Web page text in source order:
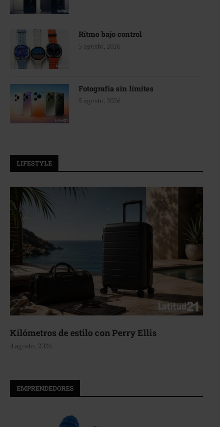
Ritmo bajo control
5 agosto, 2026
Fotografía sin límites
5 agosto, 2026
LIFESTYLE
Aerie, texturas que fluyen
4 agosto, 2026
EMPRENDEDORES